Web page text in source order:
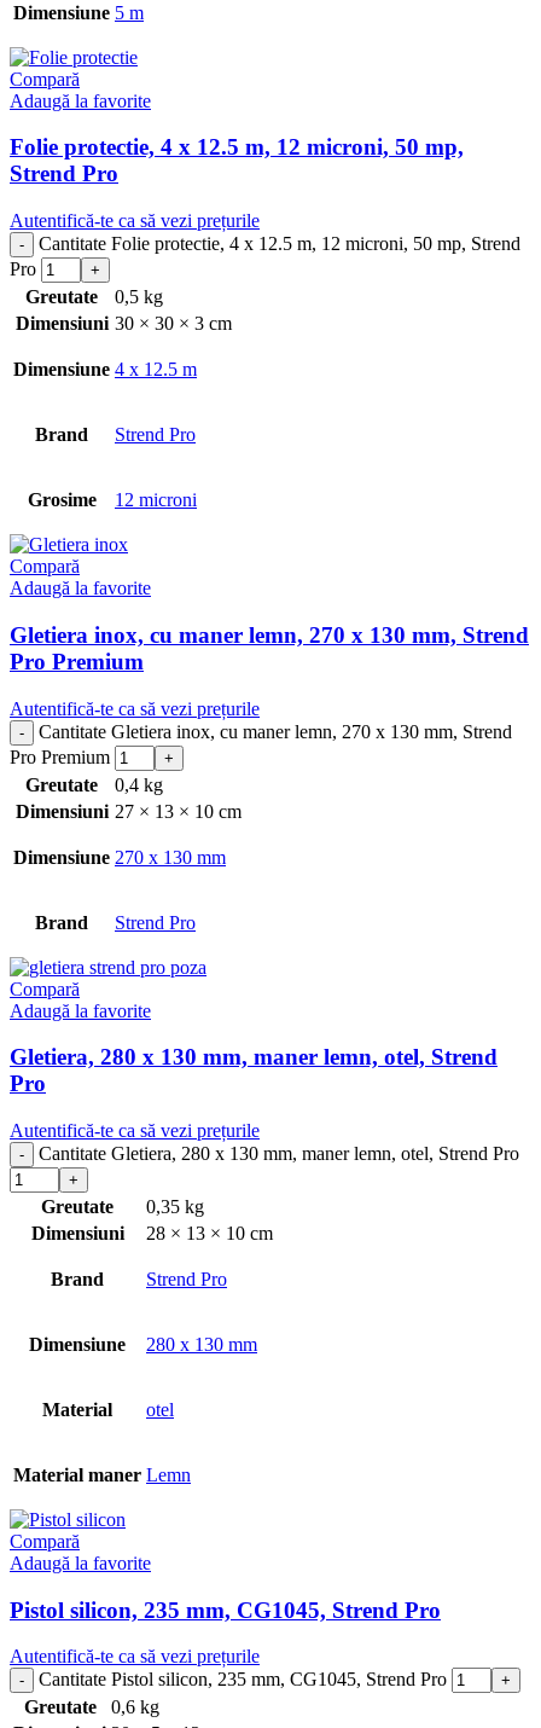
Dimensiune 5 m
Compară
Adaugă la favorite
Folie protectie, 4 x 12.5 m, 12 microni, 50 mp,
Strend Pro
Autentifică-te ca să vezi prețurile
Cantitate Folie protectie, 4 x 12.5 m, 12 microni, 50 mp, Strend
Pro
Greutate
0,5 kg
Dimensiuni 30 × 30 × 3 cm
Dimensiune 4 x 12.5 m
Brand Strend Pro
Grosime 12 microni
Compară
Adaugă la favorite
Gletiera inox, cu maner lemn, 270 x 130 mm, Strend
Pro Premium
Autentifică-te ca să vezi prețurile
Cantitate Gletiera inox, cu maner lemn, 270 x 130 mm, Strend
Pro Premium
Greutate
0,4 kg
Dimensiuni 27 × 13 × 10 cm
Dimensiune 270 x 130 mm
Brand Strend Pro
Compară
Adaugă la favorite
Gletiera, 280 x 130 mm, maner lemn, otel, Strend
Pro
Autentifică-te ca să vezi prețurile
Cantitate Gletiera, 280 x 130 mm, maner lemn, otel, Strend Pro
Greutate
0,35 kg
Dimensiuni
28 × 13 × 10 cm
Brand Strend Pro
Dimensiune 280 x 130 mm
Material otel
Material maner Lemn
Compară
Adaugă la favorite
Pistol silicon, 235 mm, CG1045, Strend Pro
Autentifică-te ca să vezi prețurile
Cantitate Pistol silicon, 235 mm, CG1045, Strend Pro
Greutate
0,6 kg